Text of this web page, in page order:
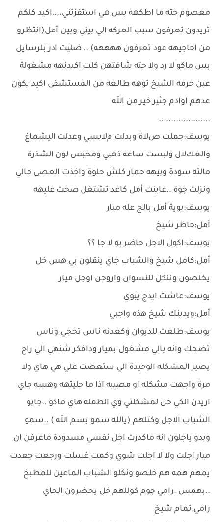
معصوم حته ما اطكهه بس هي استفزتني....اكيد كلكم
تريدون تعرفون سبب العركه الي بيني وبين أمل(انتظرو
من احاجيهه عود تعرفون ههههه) .. ضليت ادز بلرسايل
بس ماكو ﻻ رد وﻻ حته شافتهن كلت اكيدنهه مشغولة
عبن حرمه الشيخ توهه طالعه من المستشفى اكيد يكون
عدهم اوادم جثير خير من الله
.....................
يوسف:جملت صﻻة وبدلت مﻻبسي وعدلت اليشماغ
والعكﻻل ولبست ساعه ذهبي ومحبس لون الشذرة
مالته سودة وبيهه حمار كلش حلوة واخذت العصى مالي
ونزلت جوة ..عاينت أمل كاعد تشتغل صحت عليهه
يوسف:بوية أمل بالج عله ميار
أمل:حاظر شيخ
يوسف:اكول الاجل حاضر يو ﻻ جا ؟؟
أمل:كامل شيخ والشباب جاي ينقلون بي هس خل
يخلصون وننكل للنسوان واروحن اوجل ميار
يوسف:عاشت ايدج يبوي
أمل:ويدينك شيخ هذه واجبي
يوسف:طلعت للديوان وكعدنه ناس تحجي وناس
تضحك وانه بالي مشغول بميار ودافكر شنهي الي راح
يصير المشكله الوحيدة الي ستعصت علي هي هاي وﻻ
مرة واجهت مشكله او مصيبه اذا ما حليتهه وهسه جاي
اريدن الكي حل لمشكلتي وي الطفله هاي ماكو ..جابو
الشباب الاجل وكتلهم (يالله سمو بسم الله ) ..سمو
وبدو ياجلون انه ماكدرت اجل نفسي مسدودة ماعرفن ان
ميار اجلت وﻻ ﻻ اجلت شوي وكمت غسلت ورجعت جعدت
يمهم همه هم خلصو ونكلو الشباب الماعين للمطبخ
..بهمس .رامي جوم كوللهم خل يحضرون الجاي
رامي:تمام شيخ